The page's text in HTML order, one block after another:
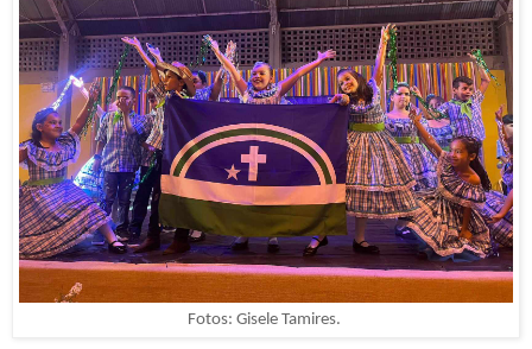
Fotos: Gisele Tamires.